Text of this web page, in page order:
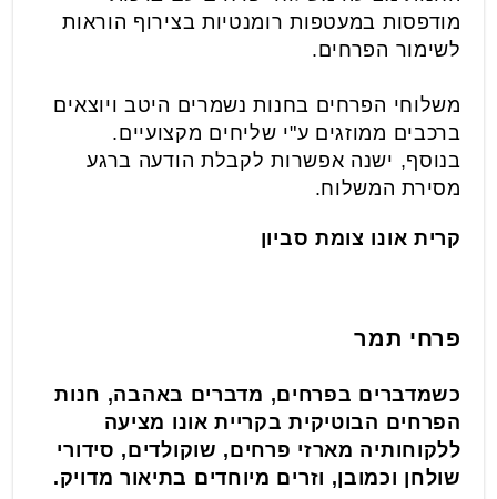
מודפסות במעטפות רומנטיות בצירוף הוראות
לשימור הפרחים.
משלוחי הפרחים בחנות נשמרים היטב ויוצאים
ברכבים ממוזגים ע"י שליחים מקצועיים.
בנוסף, ישנה אפשרות לקבלת הודעה ברגע
מסירת המשלוח.
קרית אונו צומת סביון
פרחי תמר
כשמדברים בפרחים, מדברים באהבה, חנות
הפרחים הבוטיקית בקריית אונו מציעה
ללקוחותיה מארזי פרחים, שוקולדים, סידורי
שולחן וכמובן, וזרים מיוחדים בתיאור מדויק.